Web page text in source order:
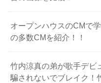
オープンハウスのCMで
の多数CMを紹介！！
竹内涼真の弟が歌手デビ
騙されないでブレイク！